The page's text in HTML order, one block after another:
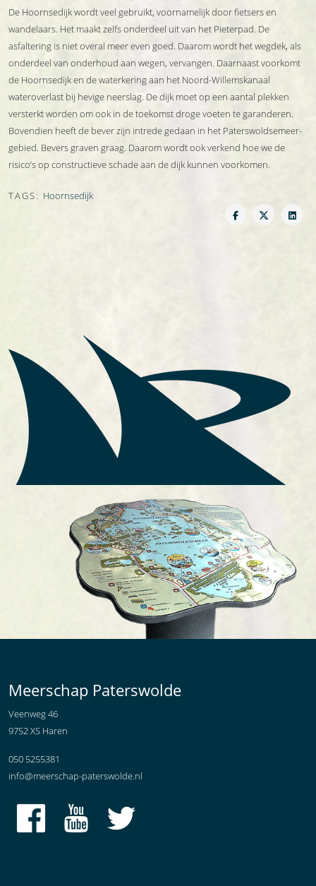
De Hoornsedijk wordt veel gebruikt, voornamelijk door fietsers en
wandelaars. Het maakt zelfs onderdeel uit van het Pieterpad. De
asfaltering is niet overal meer even goed. Daarom wordt het wegdek, als
onderdeel van onderhoud aan wegen, vervangen. Daarnaast voorkomt
de Hoornsedijk en de waterkering aan het Noord-Willemskanaal
wateroverlast bij hevige neerslag. De dijk moet op een aantal plekken
versterkt worden om ook in de toekomst droge voeten te garanderen.
Bovendien heeft de bever zijn intrede gedaan in het Paterswoldsemeer-
gebied. Bevers graven graag. Daarom wordt ook verkend hoe we de
risico’s op constructieve schade aan de dijk kunnen voorkomen.
TAGS: Hoornsedijk
Meerschap Paterswolde
Veenweg 46
9752 XS Haren
050 5255381
info@meerschap-paterswolde.nl